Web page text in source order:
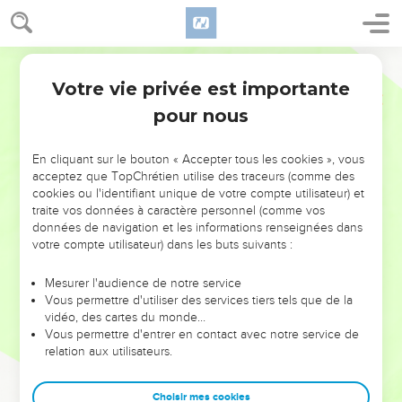
NE MANQUEZ PAS L’ÉVÉNEMENT
DE L’ANNÉE !
ET SI LEURS ERREURS POUVAIENT VOUS ÉVITER LES
VOTRES ?
leur foi ou leur vision. Mais on voit moins les doutes, les erreurs
et les saisons difficiles qu'ils ont traversés, alors même que ce
sont elles qui les ont façonnés.
Dans cette conférence, leaders, entrepreneurs, et responsables
clés pour avancer avec plus de sagesse afin que leurs erreurs
Votre vie privée est importante
pour nous
En cliquant sur le bouton « Accepter tous les cookies », vous
acceptez que TopChrétien utilise des traceurs (comme des
cookies ou l'identifiant unique de votre compte utilisateur) et
traite vos données à caractère personnel (comme vos
données de navigation et les informations renseignées dans
votre compte utilisateur) dans les buts suivants :
Mesurer l'audience de notre service
Vous permettre d'utiliser des services tiers tels que de la
vidéo, des cartes du monde…
Vous permettre d'entrer en contact avec notre service de
relation aux utilisateurs.
Choisir mes cookies